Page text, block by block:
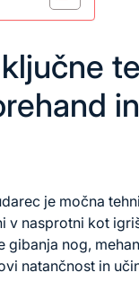
je močna
v nasprotni kot
gibanja nog,
natančnost in